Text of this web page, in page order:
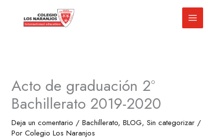
Acto de graduación 2º
Bachillerato 2019-2020
Deja un comentario /Bachillerato,BLOG,Sin categorizar /
PorColegio Los Naranjos